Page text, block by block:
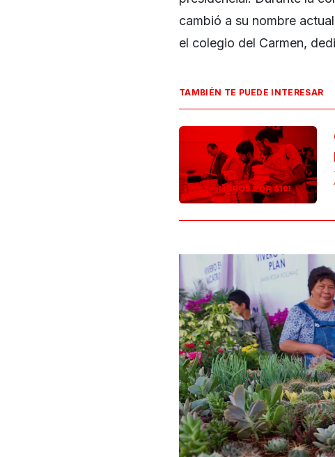
cambió a su nombre
el colegio del Carmen,
TAMBIÉN TE PUEDE INTERESAR